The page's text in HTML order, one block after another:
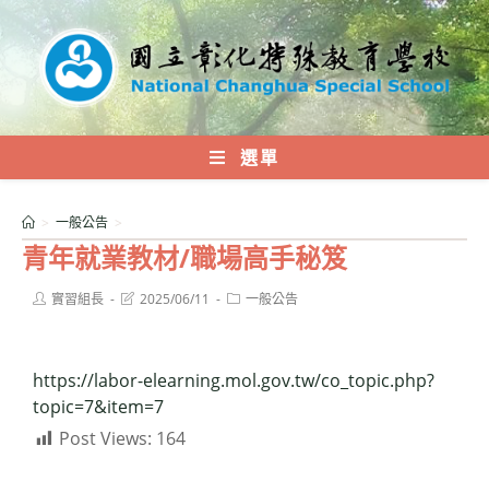
內
選單
青年就業教材/職場高手秘笈
> 一般公告 >
Post實習組長
Post2025/06/11
Post一般公告
https://labor-elearning.mol.gov.tw/co_topic.php?
topic=7&item=7
Post Views: 164